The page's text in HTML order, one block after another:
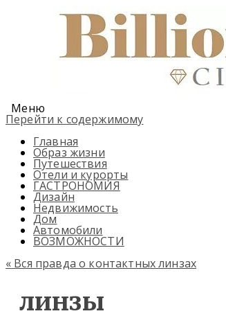
Меню
Перейти к содержимому
Главная
Образ жизни
Путешествия
Отели и курорты
ГАСТРОНОМИЯ
Дизайн
Недвижимость
Дом
Автомобили
ВОЗМОЖНОСТИ
« Вся правда о контактных линзах
линзы